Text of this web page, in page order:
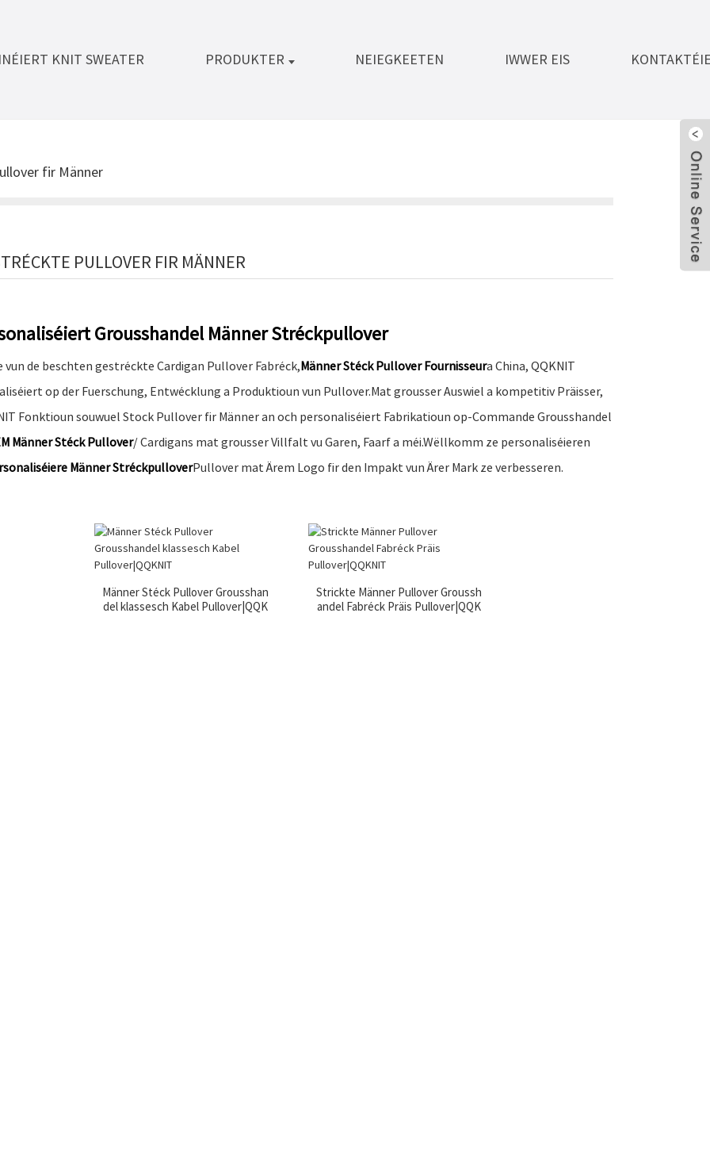
KNIT SWEATER PRODUKTER NEIEGKEETEN IWWER EIS
fir Männer
PULLOVER FIR MÄNNER
Grousshandel Männer Stréckpullover
vun de beschten gestréckte Cardigan Pullover Fabréck,Männer Stéck Pullover Fournisseura China, QQKNIT
op der Fuerschung, Entwécklung a Produktioun vun Pullover.Mat grousser Auswiel a kompetitiv Präisser,
Fonktioun souwuel Stock Pullover fir Männer an och personaliséiert Fabrikatioun op-Commande Grousshandel
Männer Stéck Pullover/ Cardigans mat grousser Villfalt vu Garen, Faarf a méi.Wëllkomm ze personaliséieren
Männer StréckpulloverPullover mat Ärem Logo fir den Impakt vun Ärer Mark ze verbesseren.
Männer Stéck Pullover Grousshan
del klassesch Kabel Pullover|QQK
Strickte Männer Pullover Groussh
andel Fabréck Präis Pullover|QQK